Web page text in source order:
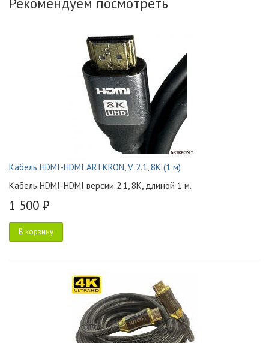
Кабель HDMI-HDMI ARTKRON, V 2.1, 8K (1 м)
Кабель HDMI-HDMI версии 2.1, 8K, длиной 1 м.
1 500 ₽
В корзину